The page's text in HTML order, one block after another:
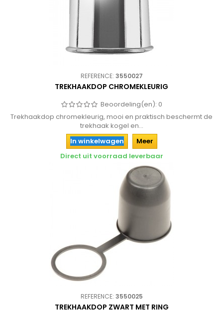
REFERENCE: 3550027
TREKHAAKDOP CHROMEKLEURIG
Beoordeling(en): 0
Trekhaakdop chromekleurig, mooi en praktisch beschermt de
trekhaak kogel en...
In winkelwagen
Meer
Direct uit voorraad leverbaar
REFERENCE: 3550025
TREKHAAKDOP ZWART MET RING